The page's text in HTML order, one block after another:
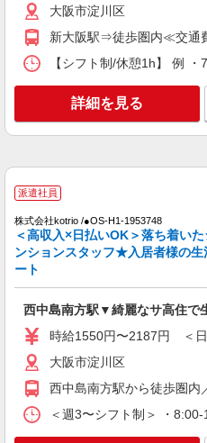
キープ
株式会社kotrio /●OS-H1-1991871
大阪市淀川区
キープ
派遣社員
株式会社kotrio /●OS-H1-1953570
新大阪駅▼綺
ロアの巡回など
時給1550円
通費全支給(ガ
大阪市淀川
大阪市淀川区
新大阪駅⇒徒歩圏内≪交通
【シフト制/休憩1h】 例
詳細を見る
派遣社員
株式会社kotrio /●OS-H1-1953748
＜高収入×日払いOK＞落ち着い
ンションスタッフ★入居者様の生
ート
西中島南方駅▼綺麗なサ高住で
時給1550円〜2187円 ＜日
大阪市淀川区
西中島南方駅から徒歩圏内
＜週3〜シフト制＞ ・